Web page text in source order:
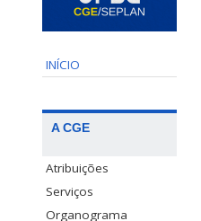
INÍCIO
A CGE
Atribuições
Serviços
Organograma